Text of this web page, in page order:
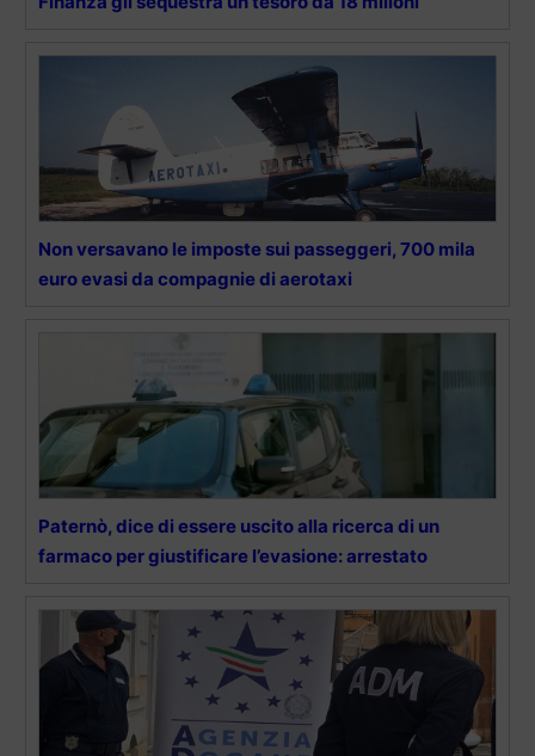
Non versavano le imposte sui passeggeri, 700 mila
euro evasi da compagnie di aerotaxi
Paternò, dice di essere uscito alla ricerca di un
farmaco per giustificare l’evasione: arrestato